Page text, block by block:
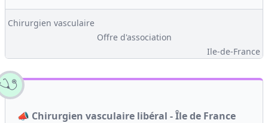
Chirurgien vasculaire
Offre d'association
Ile-de-France
📣 Chirurgien vasculaire libéral - Île de France